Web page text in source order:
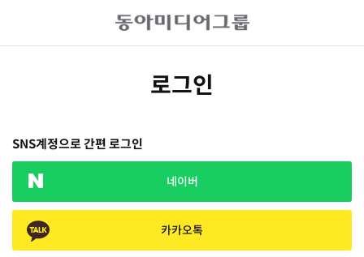
로그인
SNS계정으로 간편 로그인
네이버
카카오톡